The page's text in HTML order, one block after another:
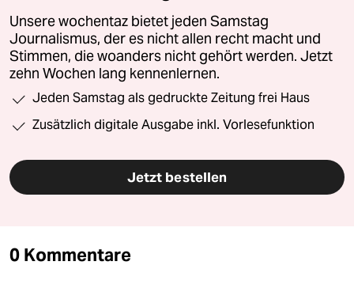
Unsere wochentaz bietet jeden Samstag
Journalismus, der es nicht allen recht macht und
Stimmen, die woanders nicht gehört werden. Jetzt
zehn Wochen lang kennenlernen.
Jeden Samstag als gedruckte Zeitung frei Haus
Zusätzlich digitale Ausgabe inkl. Vorlesefunktion
Jetzt bestellen
0 Kommentare